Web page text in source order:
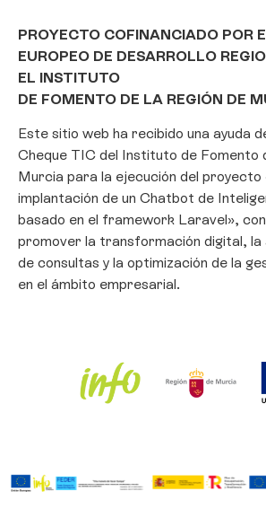
PROYECTO COFINANCIADO POR
EUROPEO DE DESARROLLO
EL INSTITUTO
DE FOMENTO DE LA REGIÓN DE
Este sitio web ha recibido una ayuda
Cheque TIC del Instituto de Fomento
Murcia para la ejecución del proyecto
implantación de un Chatbot de
basado en el framework Laravel»,
promover la transformación digital, la
de consultas y la optimización de la
en el ámbito empresarial.